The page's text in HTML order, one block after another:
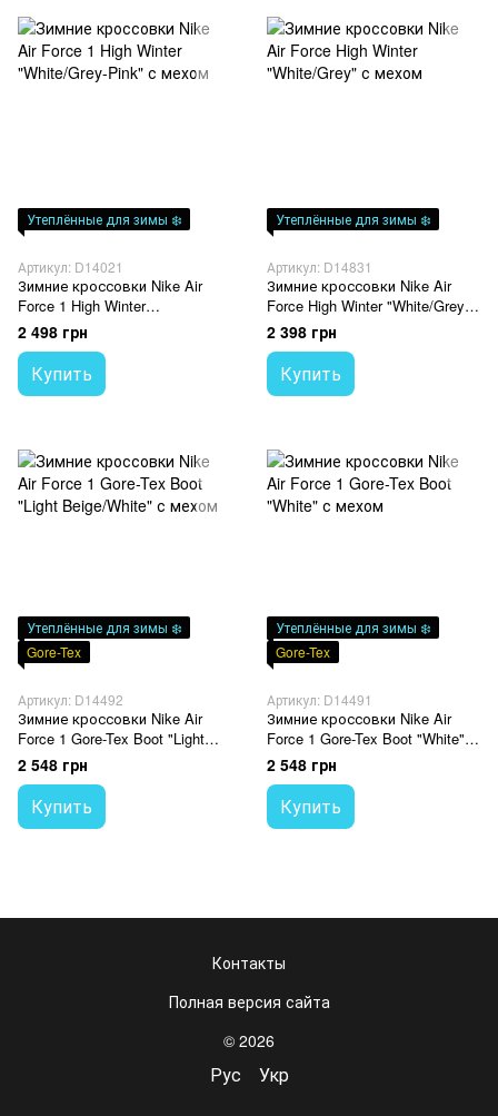
Утеплённые для зимы ❄️
Артикул: D14021
Зимние кроссовки Nike Air
Force 1 High Winter
"White/Grey-Pink" с мехом
2 498 грн
Купить
Утеплённые для зимы ❄️
Артикул: D14831
Зимние кроссовки Nike Air
Force High Winter "White/Grey"
с мехом
2 398 грн
Купить
Утеплённые для зимы ❄️
Gore-Tex
Артикул: D14492
Зимние кроссовки Nike Air
Force 1 Gore-Tex Boot "Light
Beige/White" с мехом
2 548 грн
Купить
Утеплённые для зимы ❄️
Gore-Tex
Артикул: D14491
Зимние кроссовки Nike Air
Force 1 Gore-Tex Boot "White" с
мехом
2 548 грн
Купить
Контакты
Полная версия сайта
© 2026
Рус Укр